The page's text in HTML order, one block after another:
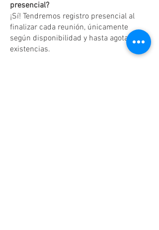
presencial?
¡Sí! Tendremos registro presencial al
finalizar cada reunión, únicamente
según disponibilidad y hasta agotar
existencias.